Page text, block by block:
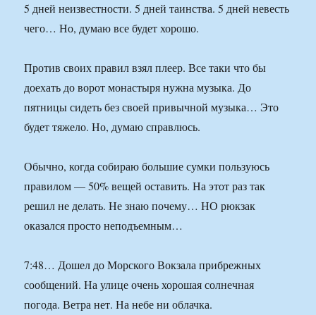
5 дней неизвестности. 5 дней таинства. 5 дней невесть
чего… Но, думаю все будет хорошо.
Против своих правил взял плеер. Все таки что бы
доехать до ворот монастыря нужна музыка. До
пятницы сидеть без своей привычной музыка… Это
будет тяжело. Но, думаю справлюсь.
Обычно, когда собираю большие сумки пользуюсь
правилом — 50% вещей оставить. На этот раз так
решил не делать. Не знаю почему… НО рюкзак
оказался просто неподъемным…
7:48… Дошел до Морского Вокзала прибрежных
сообщений. На улице очень хорошая солнечная
погода. Ветра нет. На небе ни облачка.